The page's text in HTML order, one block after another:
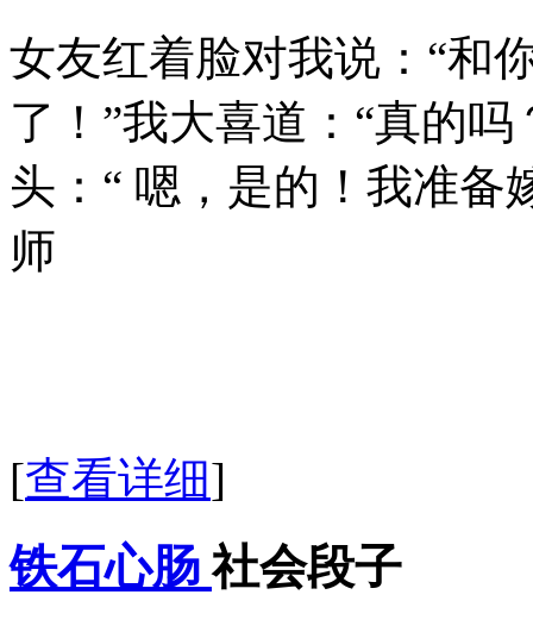
女友红着脸对我说：“和
了！”我大喜道：“真的
头：“ 嗯，是的！我准备
师
[查看详细]
铁石心肠社会段子